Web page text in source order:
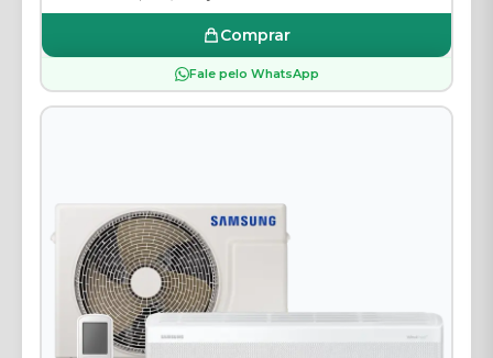
Comprar
Fale pelo WhatsApp